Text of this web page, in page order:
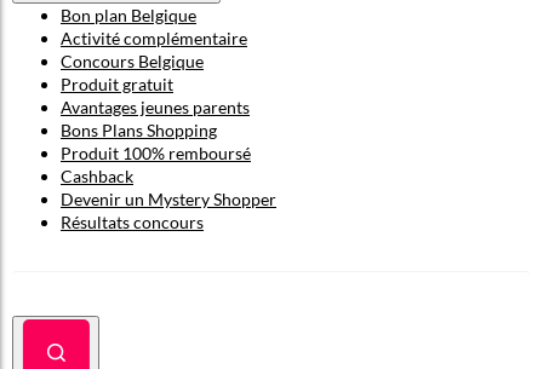
Bon plan Belgique
Activité complémentaire
Concours Belgique
Produit gratuit
Avantages jeunes parents
Bons Plans Shopping
Produit 100% remboursé
Cashback
Devenir un Mystery Shopper
Résultats concours